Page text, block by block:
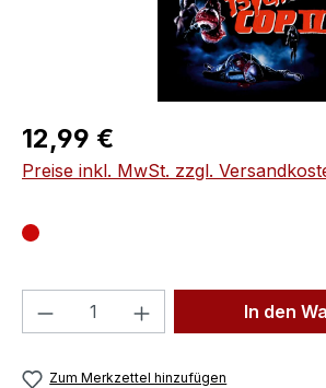
Regulärer Preis:
12,99 €
Preise inkl. MwSt. zzgl.
Produkt Anzahl: GibIn den
Zum Merkzettel hinzufügen